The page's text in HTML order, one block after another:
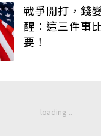
戰爭開打，錢
醒：這三件事
要！